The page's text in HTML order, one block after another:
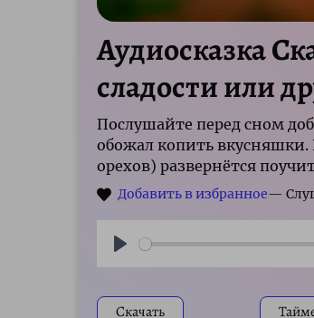
Аудиосказка
сладости или
Послушайте перед сном
обожал копить вкусняшки.
орехов) развернётся
Скачать